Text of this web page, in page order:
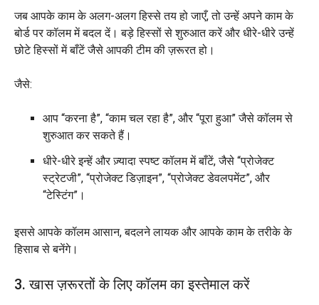
जब आपके काम के अलग-अलग हिस्से तय हो जाएँ, तो उन्हें अपने काम के
बोर्ड पर कॉलम में बदल दें। बड़े हिस्सों से शुरुआत करें और धीरे-धीरे उन्हें
छोटे हिस्सों में बाँटें जैसे आपकी टीम की ज़रूरत हो।
जैसे:
आप “करना है”, “काम चल रहा है”, और “पूरा हुआ” जैसे कॉलम से
शुरुआत कर सकते हैं।
धीरे-धीरे इन्हें और ज़्यादा स्पष्ट कॉलम में बाँटें, जैसे “प्रोजेक्ट
स्ट्रेटजी”, “प्रोजेक्ट डिज़ाइन”, “प्रोजेक्ट डेवलपमेंट”, और
“टेस्टिंग”।
इससे आपके कॉलम आसान, बदलने लायक और आपके काम के तरीके के
हिसाब से बनेंगे।
3. खास ज़रूरतों के लिए कॉलम का इस्तेमाल करें